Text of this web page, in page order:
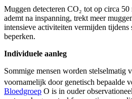
Muggen detecteren CO₂ tot op circa
ademt na inspanning, trekt meer
intensieve activiteiten vermijden tijdens
beperken.
Individuele aanleg
Sommige mensen worden stelselmatig
voornamelijk door genetisch bepaalde
Bloedgroep O is in ouder